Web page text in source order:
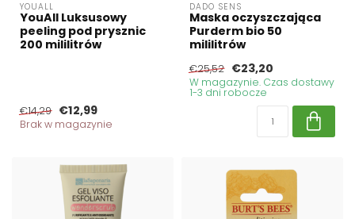
YOUALL
YouAll Luksusowy
peeling pod prysznic
200 mililitrów
€14,29 €12,99
Brak w magazynie
DADO SENS
Maska oczyszczająca
Purderm bio 50
mililitrów
€25,52 €23,20
W magazynie. Czas dostawy
1-3 dni robocze